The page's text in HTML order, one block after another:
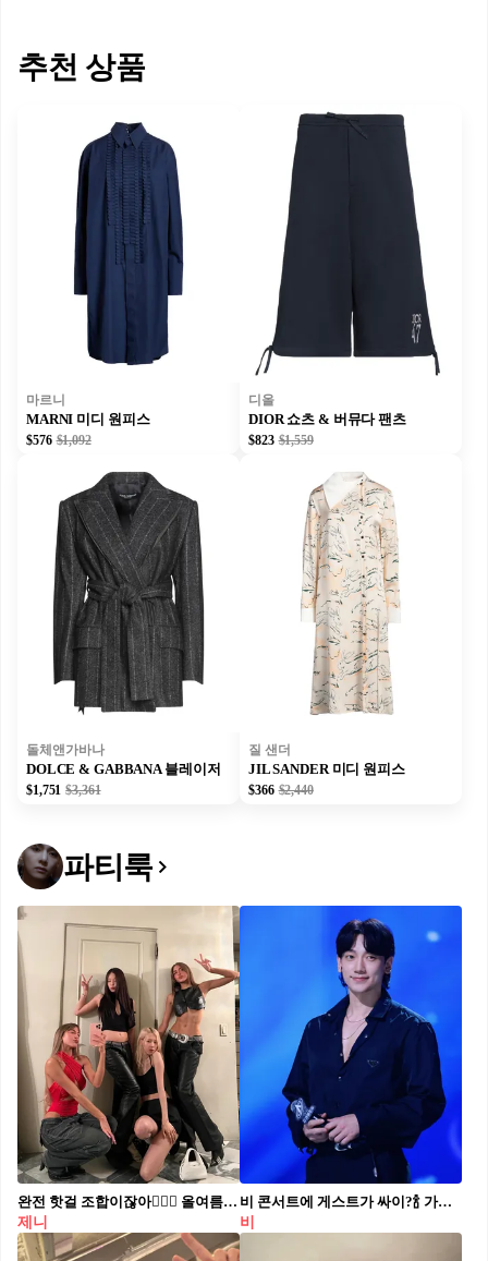
추천 상품
마르니
MARNI 미디 원피스
$576 $1,092
디올
DIOR 쇼츠 & 버뮤다 팬츠
$823 $1,559
돌체앤가바나
DOLCE & GABBANA 블레이저
$1,751 $3,361
질 샌더
JIL SANDER 미디 원피스
$366 $2,440
파티룩
완전 핫걸 조합이잖아❤️‍🔥✨ 올여름은 제니와 로제처럼 크롭티로 핫하게🔥
제니
비 콘서트에 게스트가 싸이?🍾 가수 비의 콘서트에 싸이가 게스트로 출연합니다. 오는 6월에 개최되는 ‘2024 비 (RAIN) 콘서트: STILL RAINNING - 서울’은 비가 9년 만에 국내 팬들을 위해 마련한 특별한 자리인데요. 비 소속사 레인컴퍼니는 오늘(20일) “게스트로 싸이가 출연한다”라고 밝혔습니다. 이번 초청은 비가 싸이의 ‘흠뻑쇼’에 게스트로 출연해 준 것에 대한 보답으로 어떤 퍼포먼스를 선보일지 이목이 집중되고 있습니다.
비